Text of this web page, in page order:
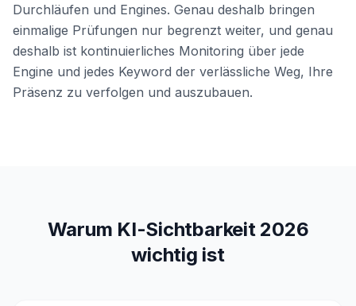
Durchläufen und Engines. Genau deshalb bringen
einmalige Prüfungen nur begrenzt weiter, und genau
deshalb ist kontinuierliches Monitoring über jede
Engine und jedes Keyword der verlässliche Weg, Ihre
Präsenz zu verfolgen und auszubauen.
Warum KI-Sichtbarkeit 2026
wichtig ist